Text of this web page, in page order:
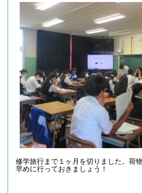
修学旅行まで１ヶ月を切りました。荷
早めに行っておきましょう！